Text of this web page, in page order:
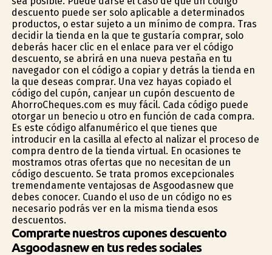
descuento puede ser solo aplicable a determinados
productos, o estar sujeto a un mínimo de compra. Tras
decidir la tienda en la que te gustaría comprar, solo
deberás hacer clic en el enlace para ver el código
descuento, se abrirá en una nueva pestaña en tu
navegador con el código a copiar y detrás la tienda en
la que deseas comprar. Una vez hayas copiado el
código del cupón, canjear un cupón descuento de
AhorroCheques.com es muy fácil. Cada código puede
otorgar un beneficio u otro en función de cada compra.
Es este código alfanumérico el que tienes que
introducir en la casilla al efecto al finalizar el proceso de
compra dentro de la tienda virtual. En ocasiones te
mostramos otras ofertas que no necesitan de un
código descuento. Se trata promos excepcionales
tremendamente ventajosas de Asgoodasnew que
debes conocer. Cuando el uso de un código no es
necesario podrás ver en la misma tienda esos
descuentos.
Comprarte nuestros cupones descuento
Asgoodasnew en tus redes sociales